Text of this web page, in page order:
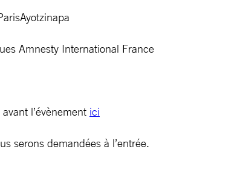
Amnesty International France
l’évènement ici
serons demandées à l’entrée.